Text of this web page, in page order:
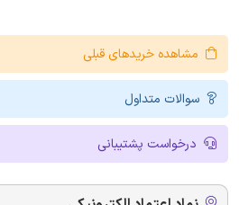
مشاهده خریدهای قبلی
سوالات متداول
درخواست پشتیبانی